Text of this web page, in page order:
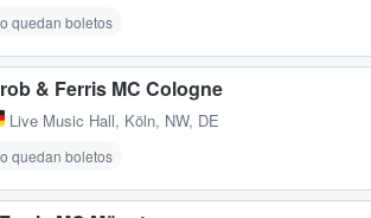
quedan boletos
& Ferris MC Cologne
Live Music Hall, Köln, NW, DE
quedan boletos